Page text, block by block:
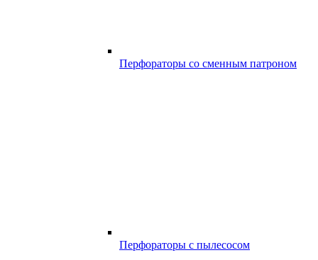
Перфораторы со сменным патроном
Перфораторы с пылесосом